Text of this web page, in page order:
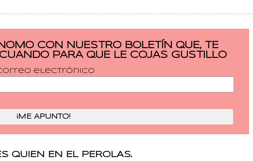
CON NUESTRO BOLETÍN QUE, TE
PARA QUE LE COJAS GUSTILLO
electrónico
QUIEN EN EL PEROLAS.